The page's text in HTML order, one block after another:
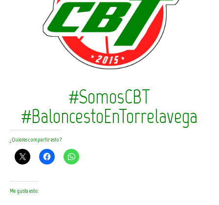
#SomosCBT
#BaloncestoEnTorrelavega
¿Quieres compartir esto?
Me gusta esto: